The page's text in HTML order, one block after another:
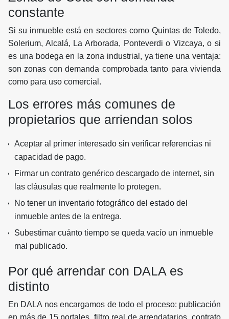
constante
Si su inmueble está en sectores como Quintas de Toledo,
Solerium, Alcalá, La Arborada, Ponteverdi o Vizcaya, o si
es una bodega en la zona industrial, ya tiene una ventaja:
son zonas con demanda comprobada tanto para vivienda
como para uso comercial.
Los errores más comunes de
propietarios que arriendan solos
Aceptar al primer interesado sin verificar referencias ni
capacidad de pago.
Firmar un contrato genérico descargado de internet, sin
las cláusulas que realmente lo protegen.
No tener un inventario fotográfico del estado del
inmueble antes de la entrega.
Subestimar cuánto tiempo se queda vacío un inmueble
mal publicado.
Por qué arrendar con DALA es
distinto
En DALA nos encargamos de todo el proceso: publicación